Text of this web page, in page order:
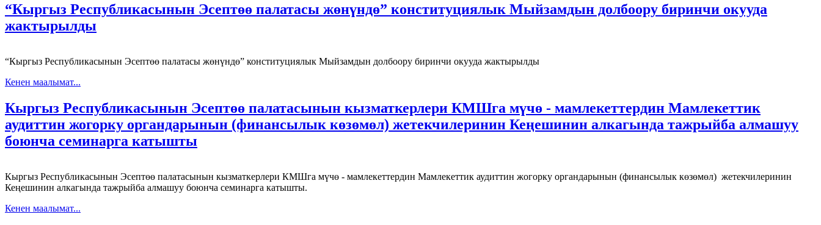
“Кыргыз Республикасынын Эсептөө палатасы жөнүндө” конституциялык Мыйзамдын долбоору биринчи окууда
жактырылды
“Кыргыз Республикасынын Эсептөө палатасы жөнүндө” конституциялык Мыйзамдын долбоору биринчи окууда жактырылды
Кенен маалымат...
Кыргыз Республикасынын Эсептөө палатасынын кызматкерлери КМШга мүчө - мамлекеттердин Мамлекеттик
аудиттин жогорку органдарынын (финансылык көзөмөл) жетекчилеринин Кеңешинин алкагында тажрыйба алмашуу
боюнча семинарга катышты
Кыргыз Республикасынын Эсептөө палатасынын кызматкерлери КМШга мүчө - мамлекеттердин Мамлекеттик аудиттин жогорку органдарынын (финансылык көзөмөл) жетекчилеринин
Кеңешинин алкагында тажрыйба алмашуу боюнча семинарга катышты.
Кенен маалымат...